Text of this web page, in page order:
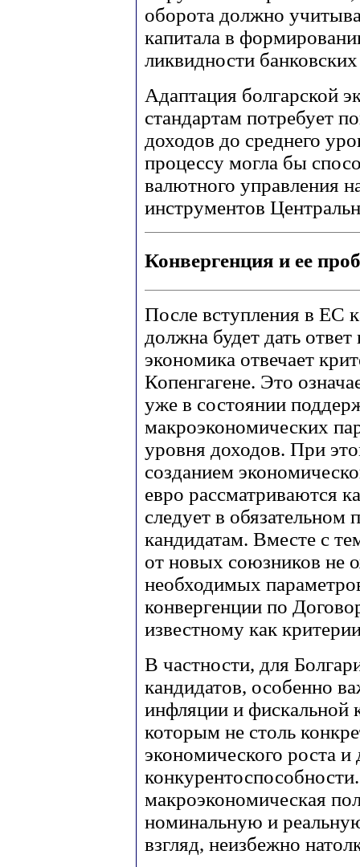
оборота должно
капитала в
ликвидности
Адаптация болгарской
стандартам потребует
доходов до среднего
процессу могла бы
валютного управления
инструментов
Конвергенция и ее
После вступления в ЕС
должна будет дать
экономика отвечает
Копенгагене. Это
уже в состоянии
макроэкономических
уровня доходов. При
созданием
евро рассматриваются
следует в обязательном
кандидатам. Вместе с
от новых союзников не
необходимых
конвергенции по
известному как
В частности, для
кандидатов, особенно
инфляции и фискальной
которым не столь
экономического роста
макроэкономическая
номинальную и
взгляд, неизбежно